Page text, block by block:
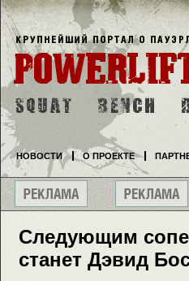
Следующим
станет Дэвид
НОВОСТИ О ПРОЕКТЕ